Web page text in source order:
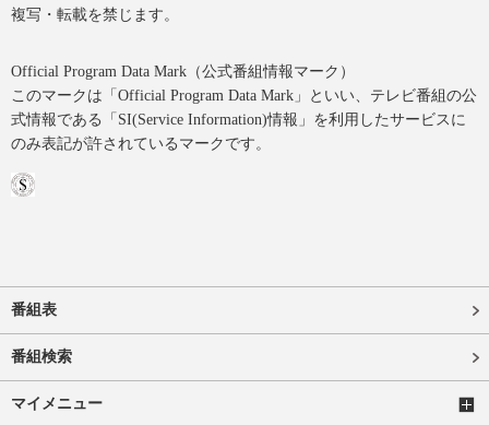
複写・転載を禁じます。
Official Program Data Mark（公式番組情報マーク）
このマークは「Official Program Data Mark」といい、テレビ番組の公
式情報である「SI(Service Information)情報」を利用したサービスに
のみ表記が許されているマークです。
番組表
番組検索
マイメニュー